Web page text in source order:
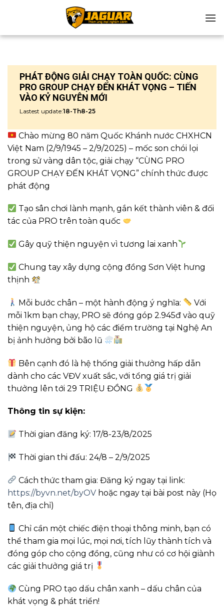
PHÁT ĐỘNG GIẢI CHẠY TOÀN QUỐC: CÙNG
PRO GROUP CHẠY ĐẾN KHÁT VỌNG – TIẾN
VÀO KỶ NGUYÊN MỚI
Lastest update:18-Th8-25
Chào mừng 80 năm Quốc Khánh nước CHXHCN
Việt Nam (2/9/1945 – 2/9/2025) – mốc son chói lọi
trong sử vàng dân tộc, giải chạy “CÙNG PRO
GROUP CHẠY ĐẾN KHÁT VỌNG” chính thức được
phát động
Tạo sân chơi lành mạnh, gắn kết thành viên & đối
tác của PRO trên toàn quốc
Gây quỹ thiện nguyện vì tương lai xanh
Chung tay xây dựng cộng đồng Sơn Việt hưng
thịnh
Mỗi bước chân – một hành động ý nghĩa:
Với
mỗi 1km bạn chạy, PRO sẽ đóng góp 2.945đ vào quỹ
thiện nguyện, ủng hộ các điểm trường tại Nghệ An
bị ảnh hưởng bởi bão lũ
Bên cạnh đó là hệ thống giải thưởng hấp dẫn
dành cho các VĐV xuất sắc, với tổng giá trị giải
thưởng lên tới 29 TRIỆU ĐỒNG
Thông tin sự kiện:
Thời gian đăng ký: 17/8-23/8/2025
Thời gian thi đấu: 24/8 – 2/9/2025
Cách thức tham gia: Đăng ký ngay tại link:
https://byvn.net/byOV hoặc ngay tại bài post này (Họ
tên, địa chỉ)
Chỉ cần một chiếc điện thoại thông minh, bạn có
thể tham gia mọi lúc, mọi nơi, tích lũy thành tích và
đóng góp cho cộng đồng, cũng như có cơ hội giành
các giải thưởng giá trị
Cùng PRO tạo dấu chân xanh – dấu chân của
khát vọng & phát triển!